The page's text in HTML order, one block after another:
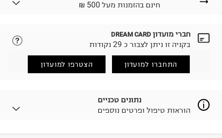
₪ חינם בהזמנות מעל 500
לבחירת בשיטת המשלוח המתאימה לכם,
הזמנתם והתחרטתם?
(במקום ב-19.9 ₪) לזמן מוגבל! חינם בהזמנות מעל 500 ₪.
למידע נא ללחוץ כאן
.
לפני החזרת החבילה, חשוב להדביק את מדבקת הגוביינא על
פריטים שבירים יש להחזיר עם שליח דרך ממשק ההחזרות
חברי מועדון DREAM CARD
בקניה זו ניתן לצבור כ 29 נקודות
התחברו למועדון הצטרפו למועדון
נתונים טכניים
הוראות טיפול ופרטים נוספים